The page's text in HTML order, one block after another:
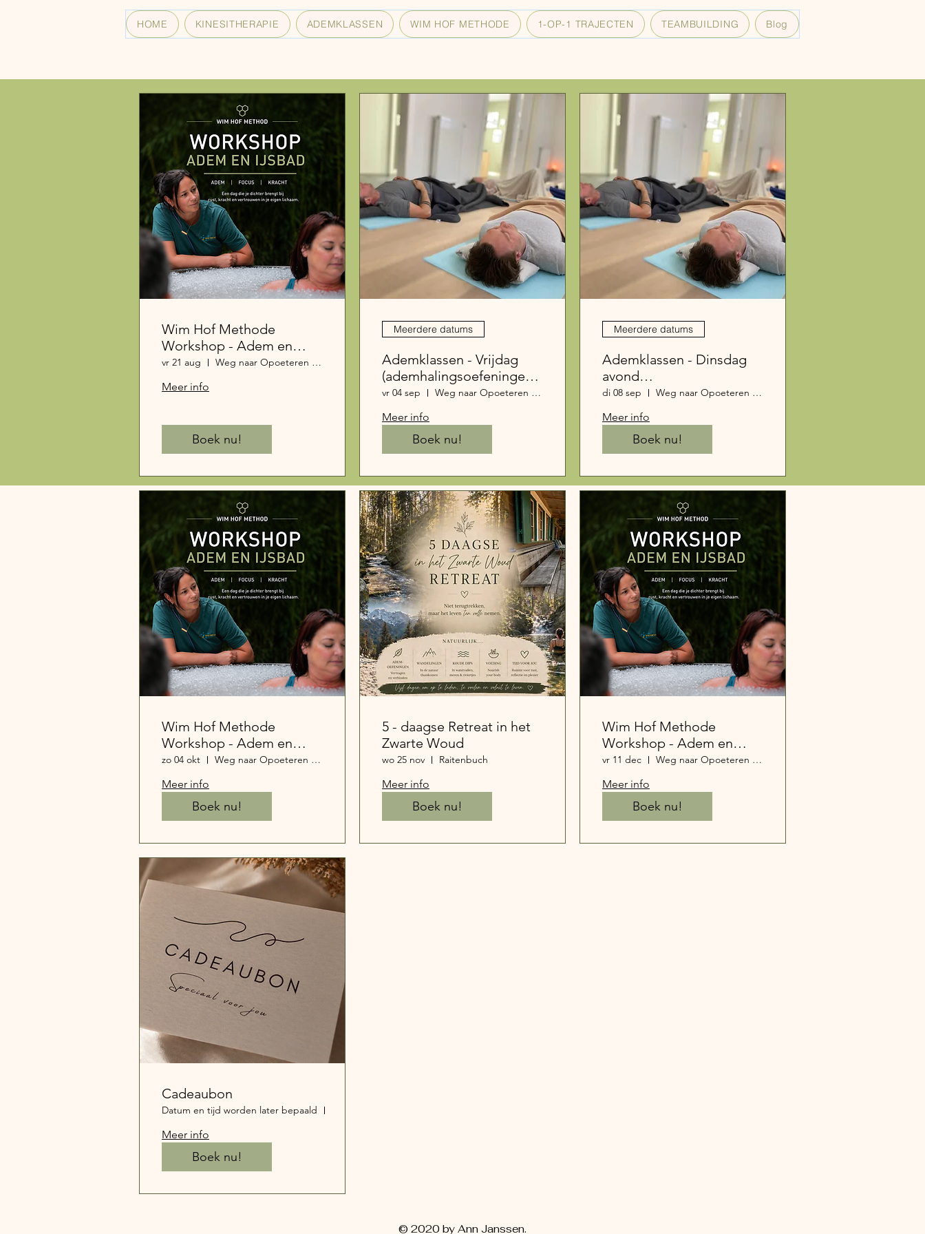
HOME KINESITHERAPIE ADEMKLASSEN WIM HOF METHODE 1-OP-1 TRAJECTEN TEAMBUILDING Blog
Wim Hof Methode
Workshop - Adem en
ijsbad
vr 21 aug Weg naar Opoeteren 111, 3660 Oudsbergen, België
Meer info
Boek nu!
Meerdere datums
Ademklassen - Vrijdag
(ademhalingsoefeningen
in groep) (1)
vr 04 sep Weg naar Opoeteren 111, 3660 Oudsbergen, België
Meer info
Boek nu!
Meerdere datums
Ademklassen - Dinsdag
avond
(ademhalingsoefeningen
in groep) (1)
di 08 sep Weg naar Opoeteren 111, 3660 Oudsbergen, België
Meer info
Boek nu!
Wim Hof Methode
Workshop - Adem en
ijsbad
zo 04 okt Weg naar Opoeteren 111, 3660 Oudsbergen, België
Meer info
Boek nu!
5 - daagse Retreat in het
Zwarte Woud
wo 25 nov Raitenbuch
Meer info
Boek nu!
Wim Hof Methode
Workshop - Adem en
ijsbad
vr 11 dec Weg naar Opoeteren 111, 3660 Oudsbergen, België
Meer info
Boek nu!
Cadeaubon
Datum en tijd worden later bepaald
Meer info
Boek nu!
© 2020 by Ann Janssen.